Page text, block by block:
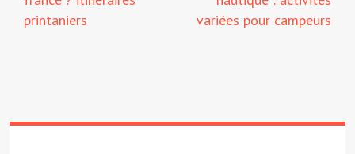
printaniers
variées pour campeurs